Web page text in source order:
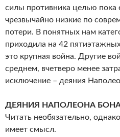
силы противника целью пока
чрезвычайно низкие по
потери. В понятных нам
приходила на 42
это крупная война. Другие
среднем, вчетверо менее
исключение – деяния
ДЕЯНИЯ НАПОЛЕОНА
Читать необязательно,
имеет смысл.